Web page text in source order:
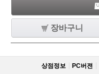
장바구니
상점정보 PC버젼